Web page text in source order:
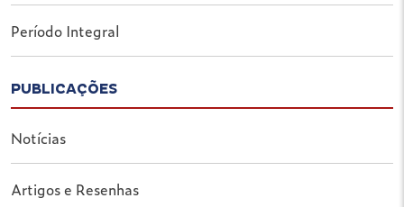
Período Integral
PUBLICAÇÕES
Notícias
Artigos e Resenhas